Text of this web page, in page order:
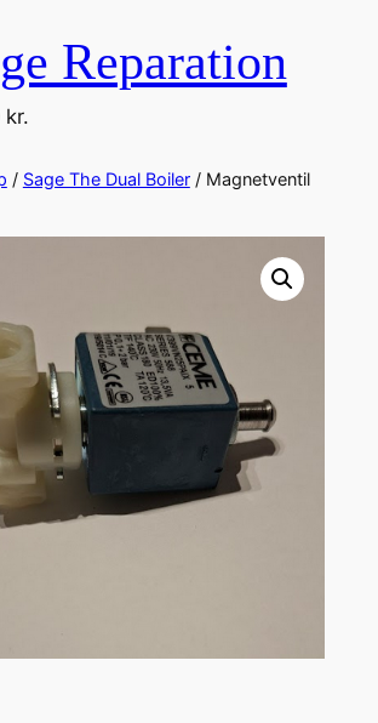
Reparation
kr.
/ Sage The Dual Boiler/ Magnetventil